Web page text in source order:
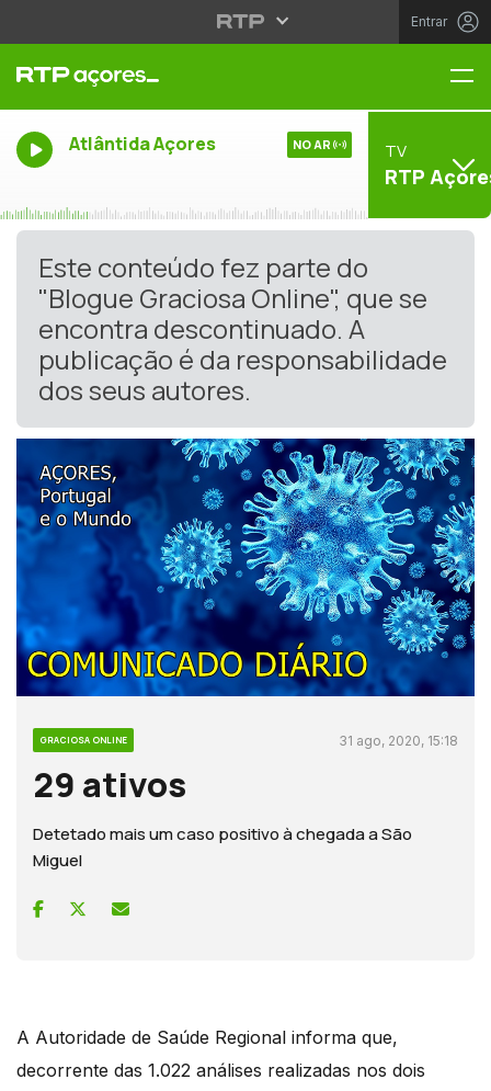
Entrar
Atlântida Açores NO AR TV
RTP
Este conteúdo fez parte do
"Blogue Graciosa Online", que se
encontra descontinuado. A
publicação é da responsabilidade
dos seus autores.
GRACIOSA ONLINE 31 ago, 2020, 15:18
29 ativos
Detetado mais um caso positivo à chegada a São
Miguel
A Autoridade de Saúde Regional informa que,
decorrente das 1.022 análises realizadas nos dois